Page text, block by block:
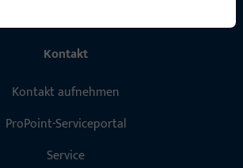
Kontakt
Kontakt aufnehmen
ProPoint-Serviceportal
Service